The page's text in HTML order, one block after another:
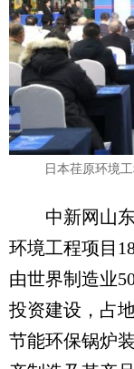
日本荏原环境
中新网山东
环境工程项目
由世界制造业
投资建设，占
节能环保锅炉